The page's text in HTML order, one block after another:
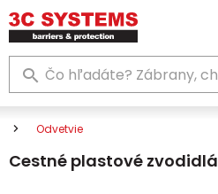
Odvetvie
Cestné plastové zvodidlá